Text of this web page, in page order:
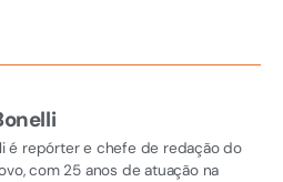
é repórter e chefe de redação do
com 25 anos de atuação na